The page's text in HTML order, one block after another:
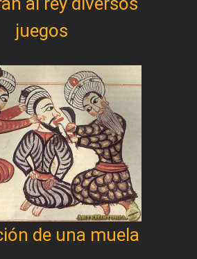
juegos
de una muela